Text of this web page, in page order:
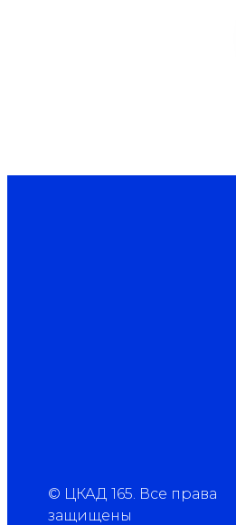
© ЦКАД 165. Все права
защищены